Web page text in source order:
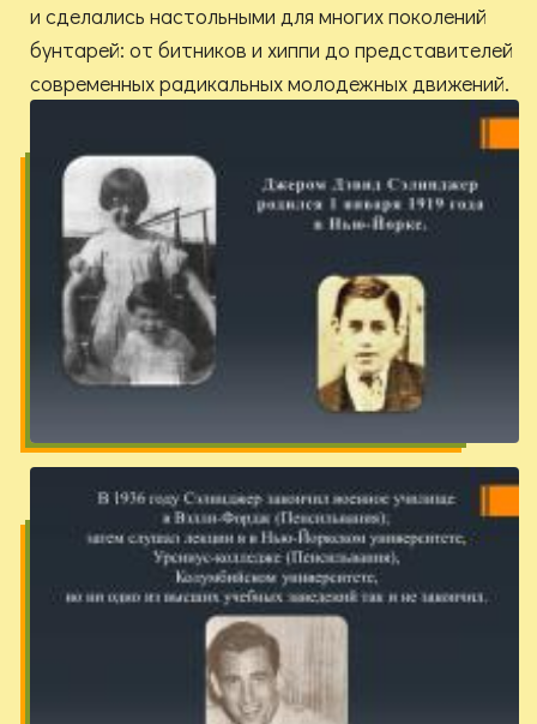
и сделались настольными для многих поколений
бунтарей: от битников и хиппи до представителей
современных радикальных молодежных движений.